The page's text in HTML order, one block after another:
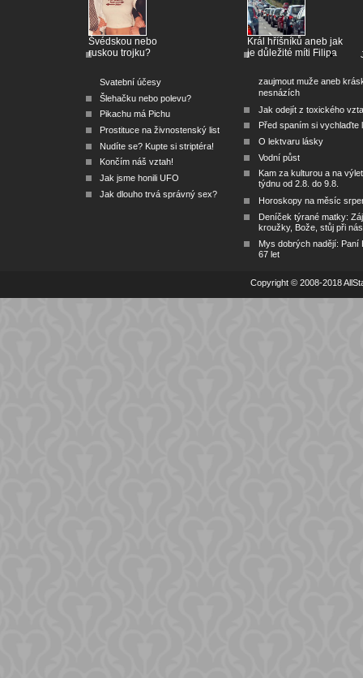
Švédskou nebo
ruskou trojku?
Svatební účesy
Šlehačku nebo polevu?
Pikachu má Pichu
Prostituce na živnostenský list
Nudíte se? Kupte si striptéra!
Končím náš vztah!
Jak jsme honili UFO
Jak dlouho trvá správný sex?
Král hříšníků aneb jak
je důležité míti Filipa
zaujmout muže aneb
nesnázích
Jak odejít z toxického
Před spaním si vychlaďte
O lektvaru lásky
Vodní půst
Kam za kulturou a na
týdnu od 2.8. do 9.8.
Horoskopy na měsíc
Deníček týrané matky:
kroužky, Bože, stůj při nás
Mys dobrých nadějí: Paní
67 let
Copyright © 2008-2018